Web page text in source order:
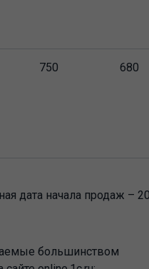
750 680
дата начала продаж – 20
большинством